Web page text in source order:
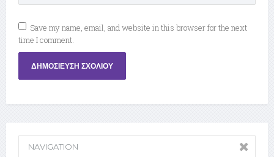
Save my name, email, and website in this browser for the next
time I comment.
NAVIGATION